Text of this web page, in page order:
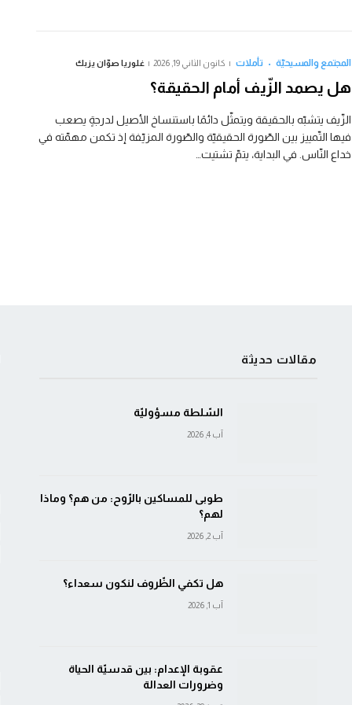
المجتمع والمسيحيّة تأملات كانون الثاني 19, 2026 غلوريا صوّان يزبك
هل يصمد الزّيف أمام الحقيقة؟
الزّيف يتشبّه بالحقيقة ويتمثّل دائمًا باستنساخ الأصيل لدرجةٍ يصعب
فيها التّمييز بين الصّورة الحقيقيّة والصّورة المزيّفة إذ تكمن مهمّته في
خداع النّاس. في البداية، يتمّ تشتيت…
مقالات حديثة
السّلطة مسؤوليّة
آب 4, 2026
طوبى للمساكين بالرّوح: من هم؟ وماذا
لهم؟
آب 2, 2026
هل تكفي الظّروف لنكون سعداء؟
آب 1, 2026
عقوبة الإعدام: بين قدسيّة الحياة
وضرورات العدالة